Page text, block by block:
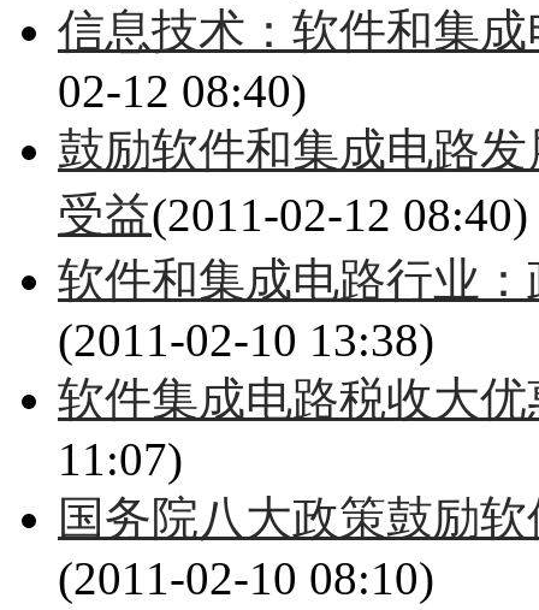
信息技术：软件和集
02-12 08:40)
鼓励软件和集成电路
受益(2011-02-12 08:40)
软件和集成电路行业
(2011-02-10 13:38)
软件集成电路税收大
11:07)
国务院八大政策鼓励
(2011-02-10 08:10)